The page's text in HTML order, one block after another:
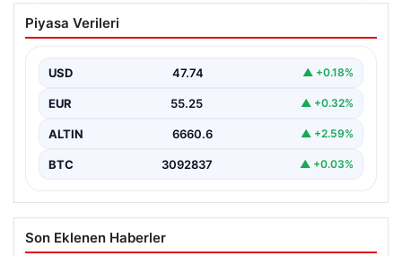
Kelebek chat adresi İle Sanal İletişimin
Güvenli Adresi Ve Sohbet Deneyimi
sağlaması büyük bir önem taşımaktadır. Halen birçok…
Piyasa Verileri
USD 47.74 ▲ +0.18%
EUR 55.25 ▲ +0.32%
ALTIN 6660.6 ▲ +2.59%
BTC 3092837 ▲ +0.03%
Son Eklenen Haberler